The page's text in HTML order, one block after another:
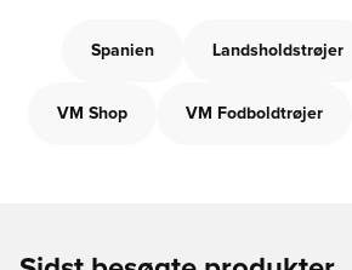
Spanien Landsholdstrøjer
VM Shop VM Fodboldtrøjer